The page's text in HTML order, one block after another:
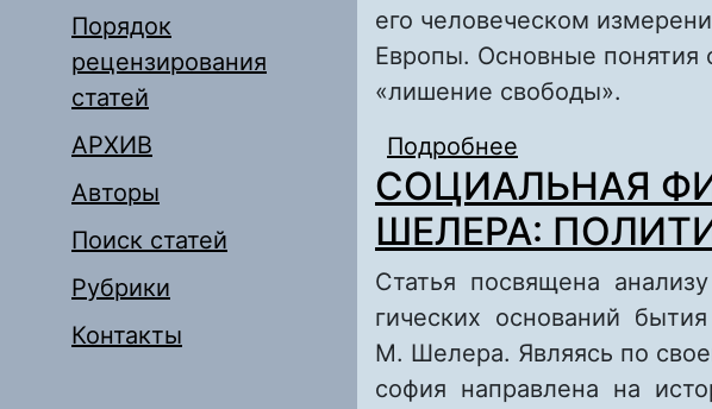
Порядок
рецензирования
статей
АРХИВ
Авторы
Поиск статей
Рубрики
Контакты
его человеческом
Европы. Основные понятия
«лишение свободы».
Подробнее
И ЭТИКА
СОЦИАЛЬНАЯ
ШЕЛЕРА:
Статья посвящена
гических оснований
М. Шелера. Являясь по
софия направлена на